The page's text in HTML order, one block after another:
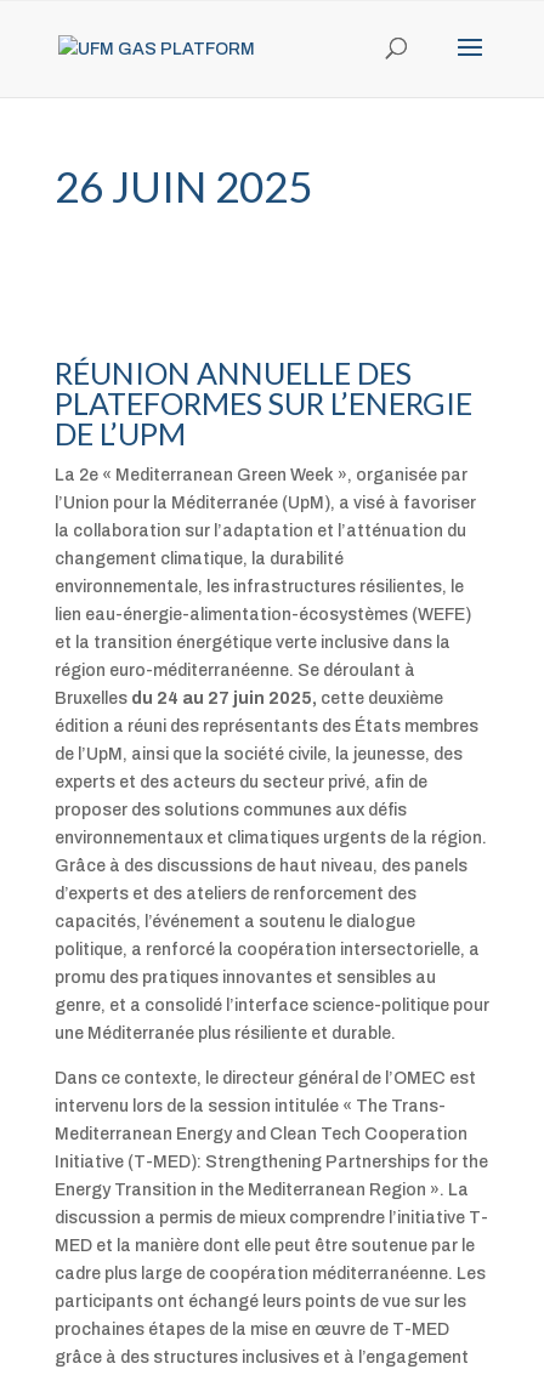
26 JUIN 2025
RÉUNION ANNUELLE DES
PLATEFORMES SUR L’ENERGIE
DE L’UPM
La 2e « Mediterranean Green Week », organisée par
l’Union pour la Méditerranée (UpM), a visé à favoriser
la collaboration sur l’adaptation et l’atténuation du
changement climatique, la durabilité
environnementale, les infrastructures résilientes, le
lien eau-énergie-alimentation-écosystèmes (WEFE)
et la transition énergétique verte inclusive dans la
région euro-méditerranéenne. Se déroulant à
Bruxelles du 24 au 27 juin 2025, cette deuxième
édition a réuni des représentants des États membres
de l’UpM, ainsi que la société civile, la jeunesse, des
experts et des acteurs du secteur privé, afin de
proposer des solutions communes aux défis
environnementaux et climatiques urgents de la région.
Grâce à des discussions de haut niveau, des panels
d’experts et des ateliers de renforcement des
capacités, l’événement a soutenu le dialogue
politique, a renforcé la coopération intersectorielle, a
promu des pratiques innovantes et sensibles au
genre, et a consolidé l’interface science-politique pour
une Méditerranée plus résiliente et durable.
Dans ce contexte, le directeur général de l’OMEC est
intervenu lors de la session intitulée « The Trans-
Mediterranean Energy and Clean Tech Cooperation
Initiative (T-MED): Strengthening Partnerships for the
Energy Transition in the Mediterranean Region ». La
discussion a permis de mieux comprendre l’initiative T-
MED et la manière dont elle peut être soutenue par le
cadre plus large de coopération méditerranéenne. Les
participants ont échangé leurs points de vue sur les
prochaines étapes de la mise en œuvre de T-MED
grâce à des structures inclusives et à l’engagement